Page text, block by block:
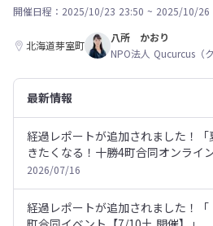
開催日程： 2025/10/23 23:50 ~ 2025/10/26
北海道芽室町
八所 かおり
NPO法人 Qucurcus（
最新情報
経過レポートが追加されました！
きたくなる！十勝4町合同オンライ
2026/07/16
経過レポートが追加されました！